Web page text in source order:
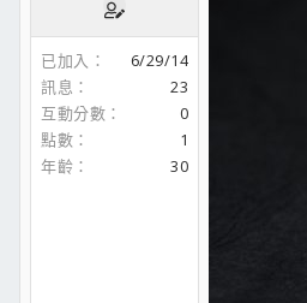
已加入
6/29/14
訊息
23
互動分數
0
點數
1
年齡
30